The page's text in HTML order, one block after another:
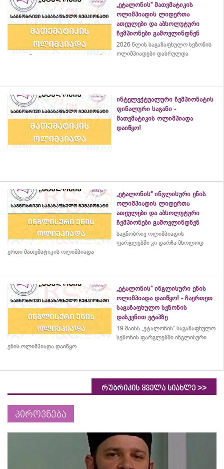
„ეტალონის“ მათემატიკის
ოლიმპიადის ლიდერთა
ათეულები და აბსოლუტური
ჩემპიონები გამოვლინდნენ
2026 წლის საგაზაფხულო სეზონის
ოლიმპიადები დასრულდა
ინტელექტუალური ჩემპიონატის
ფინალური საგანი -
მათემატიკის ოლიმპიადა
დაიწყო!
„ეტალონის“ ინგლისური ენის
ოლიმპიადის ლიდერთა
ათეულები და აბსოლუტური
ჩემპიონები გამოვლინდნენ
საგნობრივ ოლიმპიადის
ფარგლებში კი დარჩა მხოლოდ
ერთი მათემატიკის ოლიმპიადა
„ეტალონის“ ინგლისური ენის
ოლიმპიადა დაიწყო! - ჩაერთეთ
საგაზაფხულო სეზონის
დასკვნით ეტაპზე
19 მაისს „ეტალონის“ საგაზაფხულო
სეზონის ფარგლებში ინგლისური
ენის ოლიმპიადა დაიწყო
რუბრიკის ყველა სიახლე >>
პიროვნება